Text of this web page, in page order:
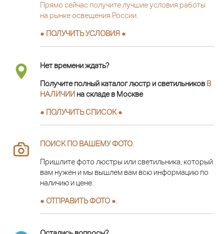
Прямо сейчас получите лучшие условия работы
на рынке освещения России.
● ПОЛУЧИТЬ УСЛОВИЯ ●
Нет времени ждать?
Получите полный каталог люстр и светильников В
НАЛИЧИИ на складе в Москве
● ПОЛУЧИТЬ СПИСОК ●
ПОИСК ПО ВАШЕМУ ФОТО
Пришлите фото люстры или светильника, который
вам нужен и мы вышлем вам всю информацию по
наличию и цене.
● ОТПРАВИТЬ ФОТО ●